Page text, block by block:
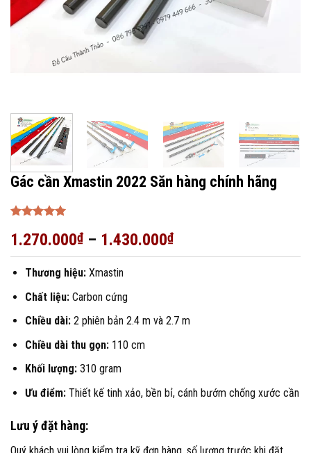
Gác cần Xmastin 2022 Săn hàng chính hãng
hạng55
1.270.000₫– 1.430.000₫
Thương hiệu:Xmastin
Chất liệu:Carbon cứng
Chiều dài:2 phiên bản 2.4 m và 2.7 m
Chiều dài thu gọn:110 cm
Khối lượng:310 gram
Ưu điểm:Thiết kế tinh xảo, bền bỉ, cánh bướm chống xước cần
Lưu ý đặt hàng:
Quý khách vui lòng kiểm tra kỹ đơn hàng, số lượng trước khi đặt